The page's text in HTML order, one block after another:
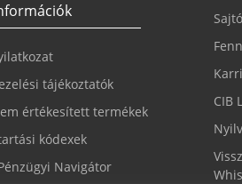
tájékoztatók
értékesített termékek
kódexek
Navigátor
CIB